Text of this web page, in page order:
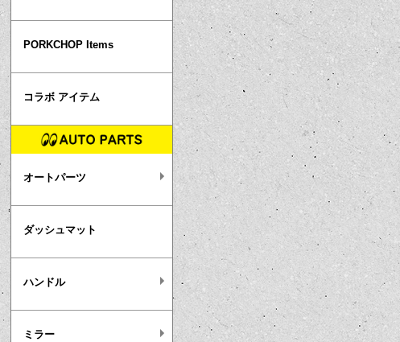
PORKCHOP Items
コラボ アイテム
オートパーツ
ダッシュマット
ハンドル
ミラー